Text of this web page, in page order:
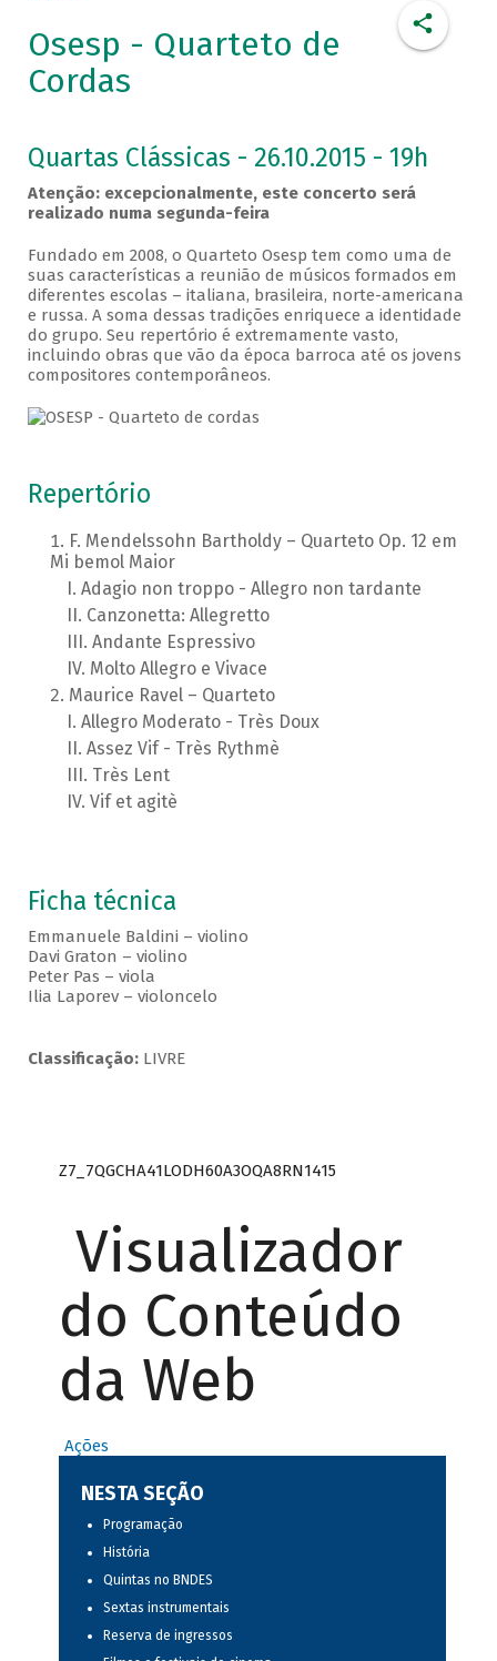
Osesp - Quarteto de
Cordas
Quartas Clássicas - 26.10.2015 - 19h
Atenção: excepcionalmente, este concerto será
realizado numa segunda-feira
Fundado em 2008, o Quarteto Osesp tem como uma de
suas características a reunião de músicos formados em
diferentes escolas – italiana, brasileira, norte-americana
e russa. A soma dessas tradições enriquece a identidade
do grupo. Seu repertório é extremamente vasto,
incluindo obras que vão da época barroca até os jovens
compositores contemporâneos.
Repertório
F. Mendelssohn Bartholdy – Quarteto Op. 12 em
Mi bemol Maior
Adagio non troppo - Allegro non tardante
Canzonetta: Allegretto
Andante Espressivo
Molto Allegro e Vivace
Maurice Ravel – Quarteto
Allegro Moderato - Très Doux
Assez Vif - Très Rythmè
Très Lent
Vif et agitè
Ficha técnica
Emmanuele Baldini – violino
Davi Graton – violino
Peter Pas – viola
Ilia Laporev – violoncelo
Classificação:LIVRE
Z7_7QGCHA41LODH60A3OQA8RN1415
Visualizador
do Conteúdo
da Web
Ações
NESTA SEÇÃO
Programação
História
Quintas no BNDES
Sextas instrumentais
Reserva de ingressos